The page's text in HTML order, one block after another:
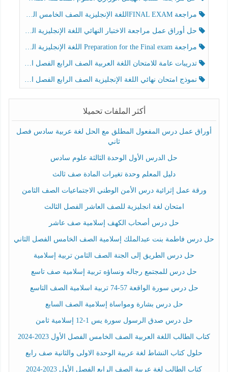
مراجعة FINAL EXAMاللغة الإنجليزية الصف الخامس الفصل الثالث
حل أوراق عمل مراجعة الاختبار النهائي اللغة الإنجليزية الصف الرابع الفصل الثالث
مراجعة Preparation for the Final exam اللغة الإنجليزية الصف الرابع الفصل الثالث
تدريبات عامة للامتحان اللغة العربية الصف الرابع الفصل الثالث
نموذج امتحان نهائي اللغة الإنجليزية الصف الرابع الفصل الثالث
أكثر الملفات تحميلا
أوراق عمل درس المفعول المطلق مع الحل لغة عربية سادس فصل
ثاني
حل الدرس الأول الوحدة الثالثة علوم سادس
دليل المعلم وحدة تغيرات المادة صف ثالث
ورقة عمل إثرائية درس الأمن الوطني الاجتماعيات الصف الثامن
امتحان لغة انجليزية للصف العاشر الفصل الثالث
حل درس أصحاب الكهف إسلامية صف عاشر
حل درس فاطمة بنت عبدالملك إسلامية الصف الخامس الفصل الثاني
حل درس الطريق إلى الجنة الصف الثامن تربية إسلامية
حل درس للمجتمع رجاله ونساؤه تربية إسلامية صف تاسع
حل درس سورة الواقعة 57-74 تربية اسلامية الصف التاسع
حل درس بشارة ومواساة إسلامية الصف السابع
حل درس صدق الرسول سورة يس 1-12 إسلامية ثامن
كتاب الطالب اللغة العربية الصف الخامس الفصل الأول 2023-2024
حلول كتاب النشاط لغة عربية الوحدة الاولى والثانية صف رابع
كتاب الطالب لغة عربية الصف الرابع الفصل الأول 2023-2024